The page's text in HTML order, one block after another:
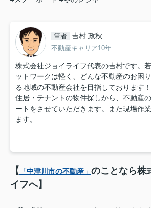
筆者 吉村 政秋
不動産キャリア10年
株式会社ジョイライフ代表の吉村です。
ットワークは軽く、どんな不動産のお困
る地域の不動産会社を目指しております！
住居・テナントの物件探しから、不動産
ートをさせていただきます。また現場作
ます。
【 「中津川市の不動産」 のことなら株
イフへ】